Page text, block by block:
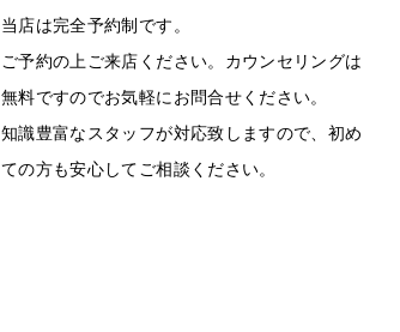
当店は完全予約制です。
ご予約の上ご来店ください。カウンセリングは
無料ですのでお気軽にお問合せください。
知識豊富なスタッフが対応致しますので、初め
ての方も安心してご相談ください。